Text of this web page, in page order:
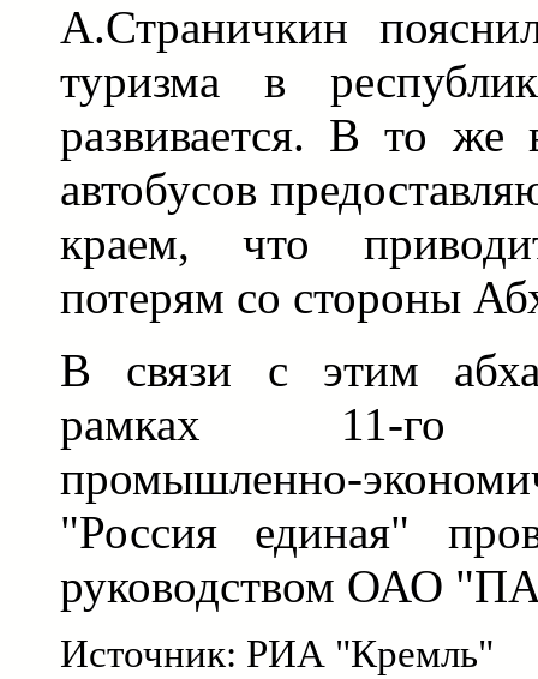
А.Страничкин
туризма в
развивается. В то же
автобусов
краем, что
потерям со стороны
В связи с этим
рамках 11-го
промышленно-
"Россия единая"
руководством ОАО
Источник: РИА "Кремль"